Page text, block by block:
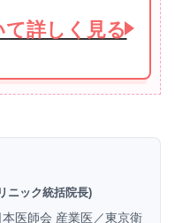
詳しく見る
ニック統括院長)
医師会 産業医／東京衛